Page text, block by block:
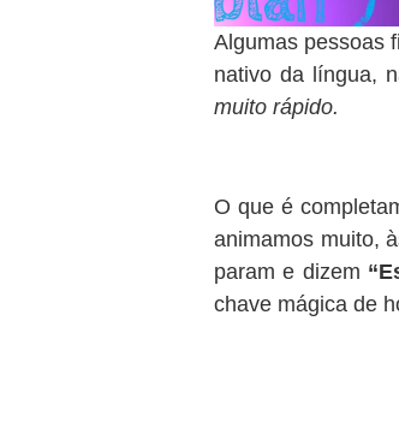
Algumas pessoas
nativo da língua,
muito rápido.
O que é
animamos muito,
param e dizem
chave mágica de